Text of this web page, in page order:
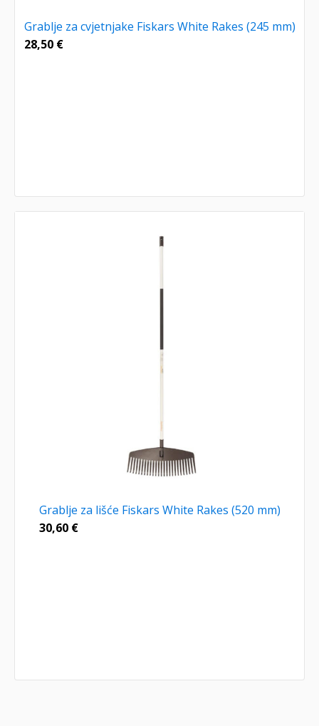
Grablje za cvjetnjake Fiskars White Rakes (245 mm)
28,50 €
Grablje za lišće Fiskars White Rakes (520 mm)
30,60 €